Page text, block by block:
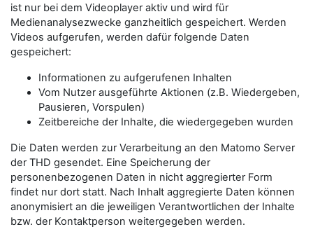
ist nur bei dem Videoplayer aktiv und wird für
Medienanalysezwecke ganzheitlich gespeichert. Werden
Videos aufgerufen, werden dafür folgende Daten
gespeichert:
Informationen zu aufgerufenen Inhalten
Vom Nutzer ausgeführte Aktionen (z.B. Wiedergeben,
Pausieren, Vorspulen)
Zeitbereiche der Inhalte, die wiedergegeben wurden
Die Daten werden zur Verarbeitung an den Matomo Server
der THD gesendet. Eine Speicherung der
personenbezogenen Daten in nicht aggregierter Form
findet nur dort statt. Nach Inhalt aggregierte Daten können
anonymisiert an die jeweiligen Verantwortlichen der Inhalte
bzw. der Kontaktperson weitergegeben werden.